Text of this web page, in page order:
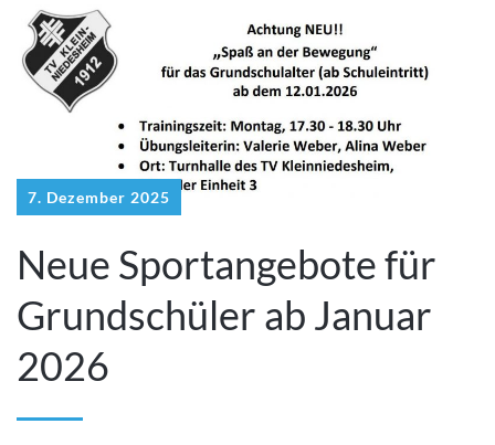
7. Dezember 2025
Neue Sportangebote für
Grundschüler ab Januar
2026